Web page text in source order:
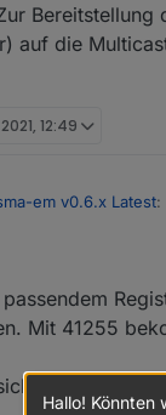
auf die
12:49
em v0.6.x Latest:
Modbus
der
des
Mit 41255
dies befindet?
Hallo! Könnten